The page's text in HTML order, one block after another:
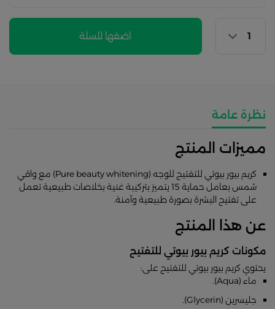
اضفها للسلة
نظرة عامة
مميزات المنتج
كريم بيور بيوتي للتفتيح للوجه (Pure beauty whitening) مع واقي
شمس بعامل حماية 15 يتميز بتركيبة غنية بخلاصات طبيعية تعمل
على تفتيح البشرة بصورة طبيعية وآمنة.
عن هذا المنتج
مكونات كريم بيور بيوتي للتفتيح
يحتوي كريم بيور بيوتي للتفتيح على:
ماء (Aqua).
جليسرين (Glycerin).